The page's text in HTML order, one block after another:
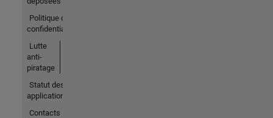
Politique de
confidentialité
Lutte
anti-
piratage
Statut des
applications
Contacts